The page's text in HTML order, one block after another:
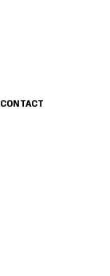
CONTACT